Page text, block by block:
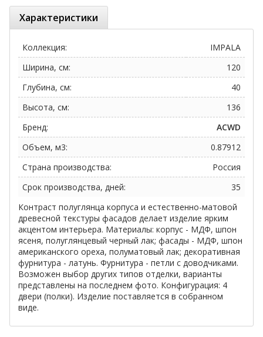
Характеристики
Коллекция:
IMPALA
Ширина, см:
120
Глубина, см:
40
Высота, см:
136
Бренд:
ACWD
Объем, м3:
0.87912
Страна производства:
Россия
Срок производства, дней:
35
Контраст полуглянца корпуса и естественно-матовой
древесной текстуры фасадов делает изделие ярким
акцентом интерьера. Материалы: корпус - МДФ, шпон
ясеня, полуглянцевый черный лак; фасады - МДФ, шпон
американского ореха, полуматовый лак; декоративная
фурнитура - латунь. Фурнитура - петли с доводчиками.
Возможен выбор других типов отделки, варианты
представлены на последнем фото. Конфигурация: 4
двери (полки). Изделие поставляется в собранном
виде.